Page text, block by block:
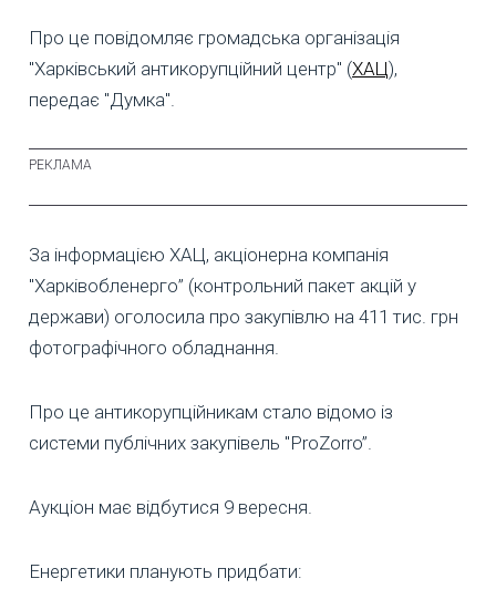
Про це повідомляє громадська організація
"Харківський антикорупційний центр" (ХАЦ),
передає "Думка".
За інформацією ХАЦ, акціонерна компанія
"Харківобленерго” (контрольний пакет акцій у
держави) оголосила про закупівлю на 411 тис. грн
фотографічного обладнання.
Про це антикорупційникам стало відомо із
системи публічних закупівель "ProZorro”.
Аукціон має відбутися 9 вересня.
Енергетики планують придбати: